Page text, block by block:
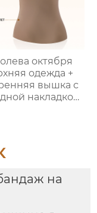
октября
одежда +
вышка с
накладкой]
дышащий и
на